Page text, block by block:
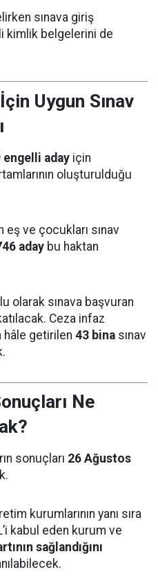
sınava giriş
kimlik belgelerini de
Uygun Sınav
engelli aday için
oluşturulduğu
ve çocukları sınav
aday bu haktan
olarak sınava başvuran
Ceza infaz
hâle getirilen 43 bina sınav
Ne
sonuçları 26 Ağustos
kurumlarının yanı sıra
kabul eden kurum ve
sağlandığını